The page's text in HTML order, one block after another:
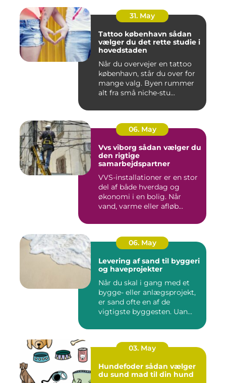
31. May
Tattoo københavn sådan
vælger du det rette studie i
hovedstaden
Når du overvejer en tattoo
københavn, står du over for
mange valg. Byen rummer
alt fra små niche-stu...
06. May
Vvs viborg sådan vælger du
den rigtige
samarbejdspartner
VVS-installationer er en stor
del af både hverdag og
økonomi i en bolig. Når
vand, varme eller afløb...
06. May
Levering af sand til byggeri
og haveprojekter
Når du skal i gang med et
bygge- eller anlægsprojekt,
er sand ofte en af de
vigtigste byggesten. Uan...
03. May
Hundefoder sådan vælger
du sund mad til din hund